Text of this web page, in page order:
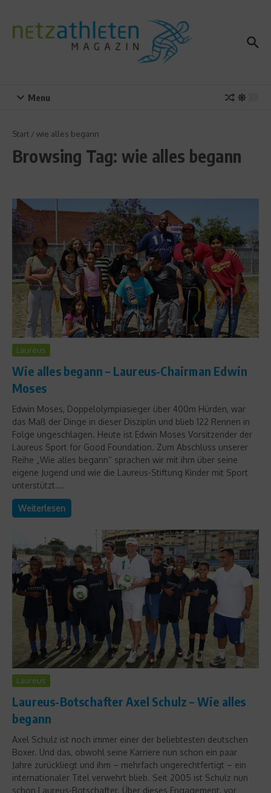
Menu
Start / wie alles begann
Browsing Tag: wie alles begann
Laureus
Wie alles begann – Laureus-Chairman Edwin
Moses
Edwin Moses, Doppelolympiasieger über 400m Hürden, war
das Maß der Dinge in dieser Disziplin und blieb 122 Rennen in
Folge ungeschlagen. Heute ist Edwin Moses Vorsitzender der
Laureus Sport for Good Foundation. Zum Abschluss unserer
Reihe „Wie alles begann“ sprachen wir mit ihm über seine
eigene Jugend und wie die Laureus-Stiftung Kinder mit Sport
unterstützt....
Weiterlesen
Laureus
Laureus-Botschafter Axel Schulz – Wie alles
begann
Axel Schulz ist noch immer einer der beliebtesten deutschen
Boxer. Und das, obwohl seine Karriere nun schon ein paar
Jahre zurückliegt und ihm – mehrfach ungerechtfertigt – ein
internationaler Titel verwehrt blieb. Seit 2005 ist Schulz nun
schon Laureus-Botschafter. Über dieses Engagement, vor